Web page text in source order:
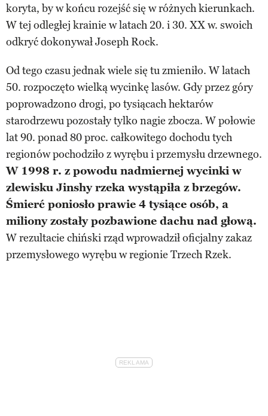
koryta, by w końcu rozejść się w różnych kierunkach.
W tej odległej krainie w latach 20. i 30. XX w. swoich
odkryć dokonywał Joseph Rock.
Od tego czasu jednak wiele się tu zmieniło. W latach
50. rozpoczęto wielką wycinkę lasów. Gdy przez góry
poprowadzono drogi, po tysiącach hektarów
starodrzewu pozostały tylko nagie zbocza. W połowie
lat 90. ponad 80 proc. całkowitego dochodu tych
regionów pochodziło z wyrębu i przemysłu drzewnego.
W 1998 r. z powodu nadmiernej wycinki w
zlewisku Jinshy rzeka wystąpiła z brzegów.
Śmierć poniosło prawie 4 tysiące osób, a
miliony zostały pozbawione dachu nad głową.
W rezultacie chiński rząd wprowadził oficjalny zakaz
przemysłowego wyrębu w regionie Trzech Rzek.